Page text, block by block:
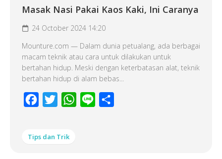
Masak Nasi Pakai Kaos Kaki, Ini Caranya
24 October 2024 14:20
Mounture.com — Dalam dunia petualang, ada berbagai
macam teknik atau cara untuk dilakukan untuk
bertahan hidup. Meski dengan keterbatasan alat, teknik
bertahan hidup di alam bebas...
Facebook
Twitter WhatsApp
Line
Tips dan Trik